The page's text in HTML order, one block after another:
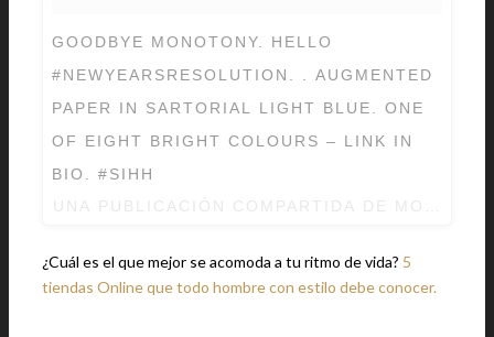
GOODBYE MONOTONY. HELLO
#NEWYEARSRESOLUTION. . AUGMENTED
PAPER IN SARTORIAL LIGHT BLUE. ONE
OF EIGHT BRIGHT COLOURS – LINK IN
BIO. #SIHH
¿Cuál es el que mejor se acomoda a tu ritmo de vida? 5
tiendas Online que todo hombre con estilo debe conocer.